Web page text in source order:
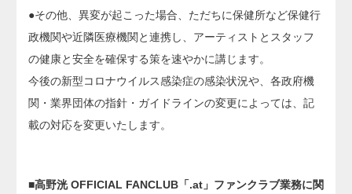
●その他、異変が起こった場合、ただちに保健所など保健行
政機関や近隣医療機関と連携し、アーティストとスタッフ
の健康と安全を確保する策を速やかに講じます。
今後の新型コロナウイルス感染症の感染状況や、各政府機
関・業界団体の指針・ガイドラインの変更によっては、記
載の対応を変更いたします。
■高野洸 OFFICIAL FANCLUB「.at」ファンクラブ業務に関